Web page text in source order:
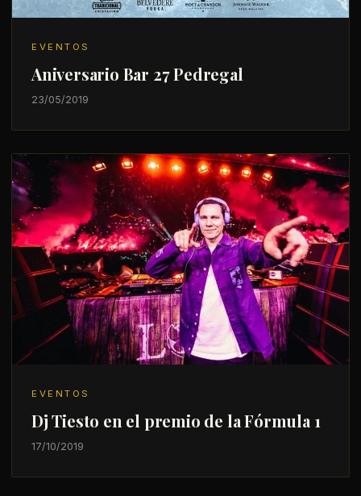
EVENTOS
Aniversario Bar 27 Pedregal
23/05/2019
EVENTOS
Dj Tiesto en el premio de la Fórmula 1
17/10/2019